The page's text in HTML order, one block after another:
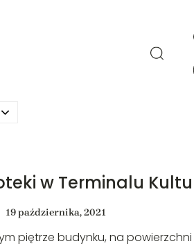
w Terminalu
19 października, 2021
piętrze budynku, na powierzchni